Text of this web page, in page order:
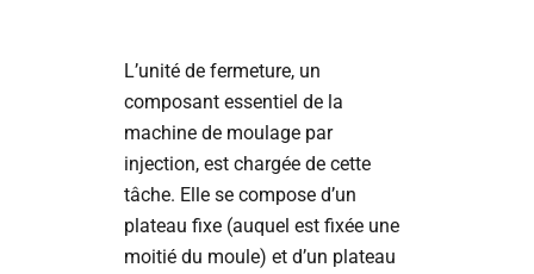
L’unité de fermeture, un
composant essentiel de la
machine de moulage par
injection, est chargée de cette
tâche. Elle se compose d’un
plateau fixe (auquel est fixée une
moitié du moule) et d’un plateau